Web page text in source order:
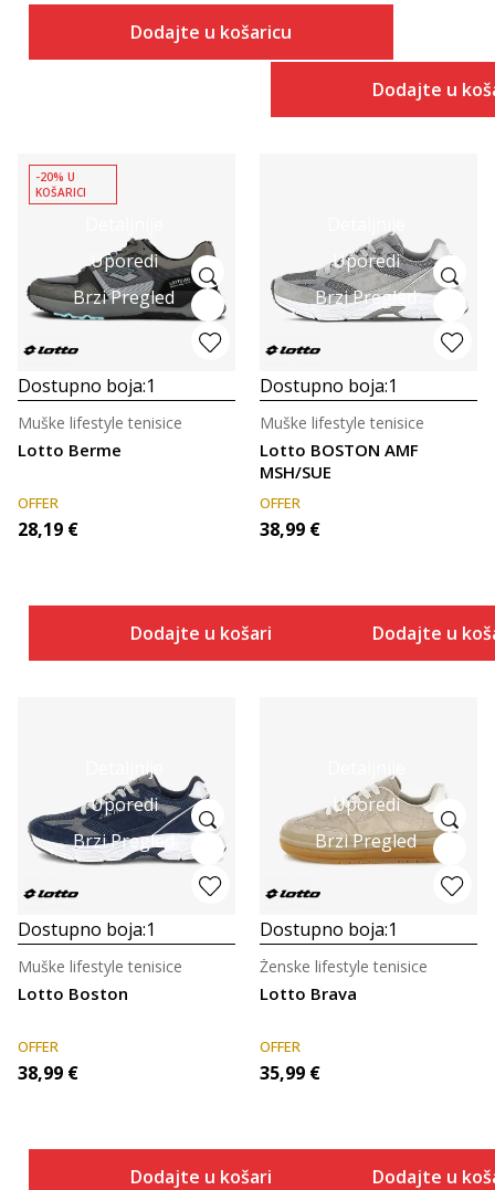
Dodajte u košaricu
Dodajte u
Uporedi
Brzi Pregled
-20% U
KOŠARICI
Dostupno boja:1
Lotto Berme
Muške lifestyle tenisice
OFFER
28,19 €
Dodajte u košaricu
Uporedi
Brzi Pregled
Dostupno boja:1
Lotto BOSTON AMF
MSH/SUE
Muške lifestyle tenisice
OFFER
38,99 €
Dodajte u
Detaljnije
Uporedi
Brzi Pregled
Dostupno boja:1
Lotto Boston
Muške lifestyle tenisice
OFFER
38,99 €
Dodajte u košaricu
Uporedi
Brzi Pregled
Dostupno boja:1
Lotto Brava
Ženske lifestyle tenisice
OFFER
35,99 €
Dodajte u